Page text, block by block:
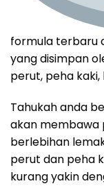
formula terbaru
yang disimpan
perut, peha
Tahukah anda
akan membawa
berlebihan
perut dan peha
kurang yakin